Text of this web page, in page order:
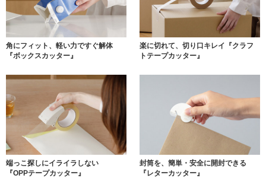
角にフィット、軽い力ですぐ解体
『ボックスカッター』
楽に切れて、切り口キレイ 『クラフ
トテープカッター』
端っこ探しにイライラしない
『OPPテープカッター』
封筒を、簡単・安全に開封できる
『レターカッター』